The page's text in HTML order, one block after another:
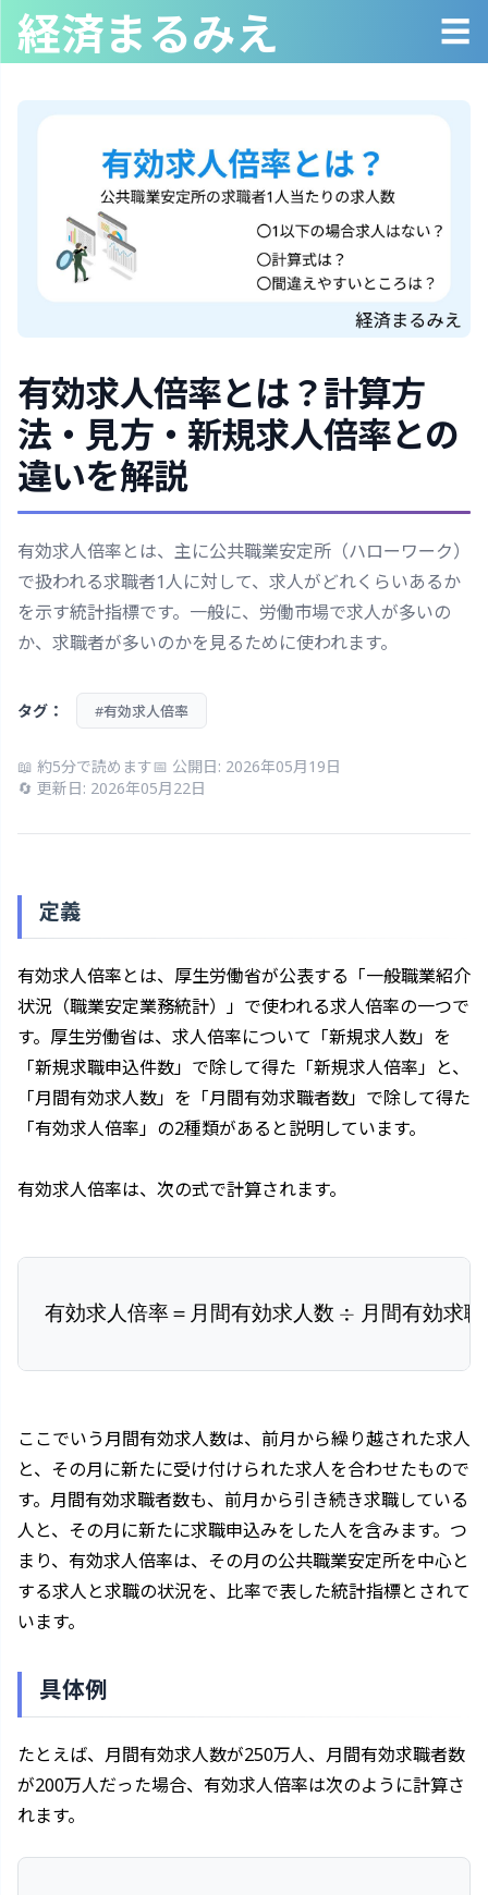
経済まるみえ ☰
有効求人倍率とは？計算方
法・見方・新規求人倍率との
違いを解説
有効求人倍率とは、主に公共職業安定所（ハローワーク）
で扱われる求職者1人に対して、求人がどれくらいあるか
を示す統計指標です。一般に、労働市場で求人が多いの
か、求職者が多いのかを見るために使われます。
タグ： #有効求人倍率
📖 約5分で読めます📅 公開日: 2026年05月19日
🔄 更新日: 2026年05月22日
定義
有効求人倍率とは、厚生労働省が公表する「一般職業紹介
状況（職業安定業務統計）」で使われる求人倍率の一つで
す。厚生労働省は、求人倍率について「新規求人数」を
「新規求職申込件数」で除して得た「新規求人倍率」と、
「月間有効求人数」を「月間有効求職者数」で除して得た
「有効求人倍率」の2種類があると説明しています。
有効求人倍率は、次の式で計算されます。
有効求人倍率 ＝ 月間有
有効求人倍率＝月間有効求人数 ÷ 月間有効求
ここでいう月間有効求人数は、前月から繰り越された求人
と、その月に新たに受け付けられた求人を合わせたもので
す。月間有効求職者数も、前月から引き続き求職している
人と、その月に新たに求職申込みをした人を含みます。つ
まり、有効求人倍率は、その月の公共職業安定所を中心と
する求人と求職の状況を、比率で表した統計指標とされて
います。
具体例
たとえば、月間有効求人数が250万人、月間有効求職者数
が200万人だった場合、有効求人倍率は次のように計算さ
れます。